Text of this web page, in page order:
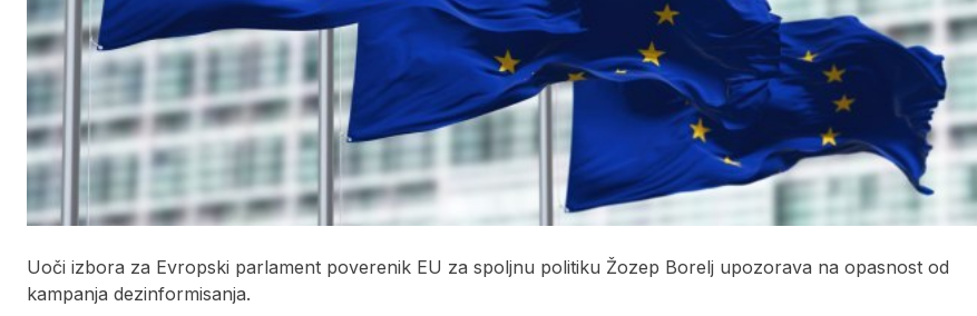
Uoči izbora za Evropski parlament poverenik EU za spoljnu politiku Žozep Borelj upozorava na opasnost od
kampanja dezinformisanja.